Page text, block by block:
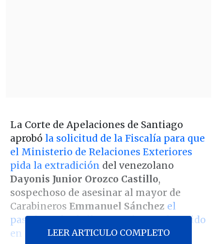
La Corte de Apelaciones de Santiago
aprobó la solicitud de la Fiscalía para que
el Ministerio de Relaciones Exteriores
pida la extradición del venezolano
Dayonis Junior Orozco Castillo,
sospechoso de asesinar al mayor de
Carabineros Emmanuel Sánchez el
pasado 10 de abril en Santiagoydetenido
en Colombia.LEER ARTICULO COMPLETO